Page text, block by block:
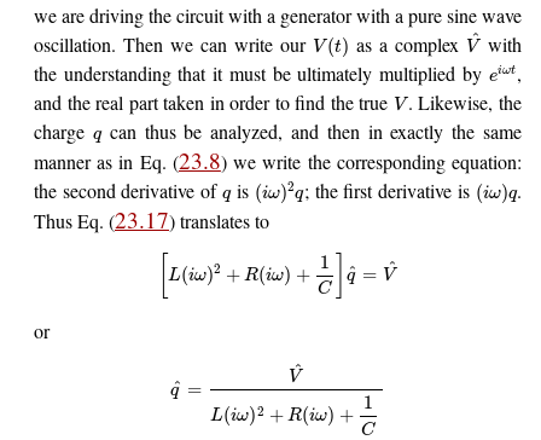
we are driving the circuit with a generator with a pure sine wave
oscillation. Then we can write our V (t) as a complex V^ with
the understanding that it must be ultimately multiplied by eiωt ,
and the real part taken in order to find the true V . Likewise, the
charge qcan thus be analyzed, and then in exactly the same
manner as in Eq. (23.8) we write the corresponding equation:
the second derivative of qis (iω)2q; the first derivative is (iω)q.
Thus Eq. (23.17) translates to
L(iω)2 + R(iω) +
1
C
q
^ = V^
or
q
^ =
V^
L(iω)2 + R(iω) +
1
C